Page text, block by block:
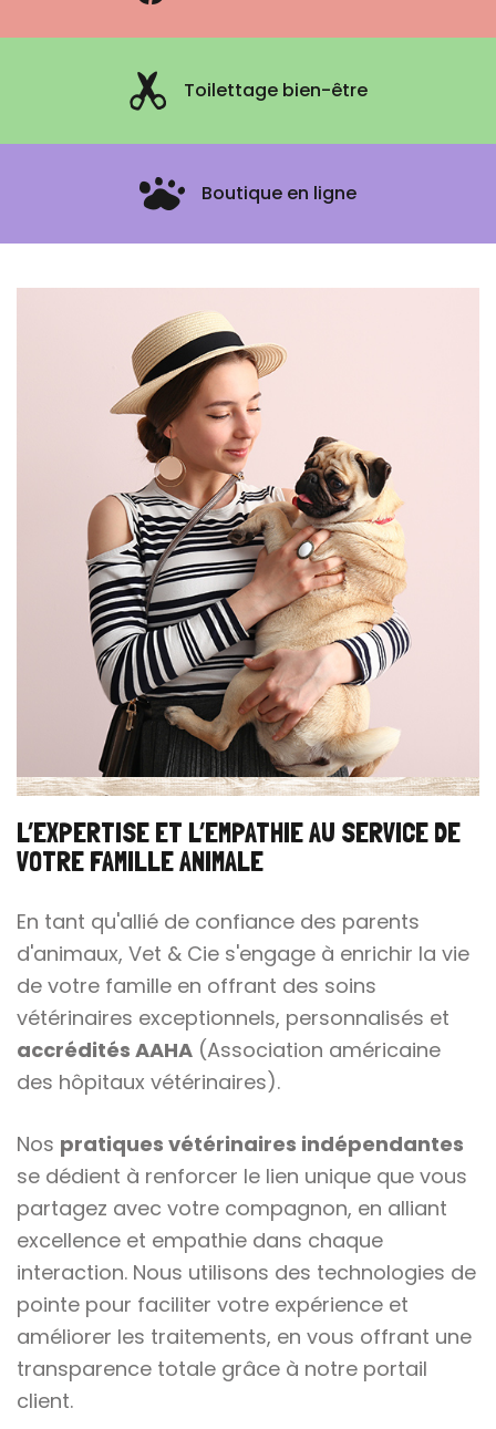
Toilettage bien-être
Boutique en ligne
L’EXPERTISE ET L’EMPATHIE AU SERVICE DE
VOTRE FAMILLE ANIMALE
En tant qu'allié de confiance des parents
d'animaux, Vet & Cie s'engage à enrichir la vie
de votre famille en offrant des soins
vétérinaires exceptionnels, personnalisés et
accrédités AAHA (Association américaine
des hôpitaux vétérinaires).
Nos pratiques vétérinaires indépendantes
se dédient à renforcer le lien unique que vous
partagez avec votre compagnon, en alliant
excellence et empathie dans chaque
interaction. Nous utilisons des technologies de
pointe pour faciliter votre expérience et
améliorer les traitements, en vous offrant une
transparence totale grâce à notre portail
client.